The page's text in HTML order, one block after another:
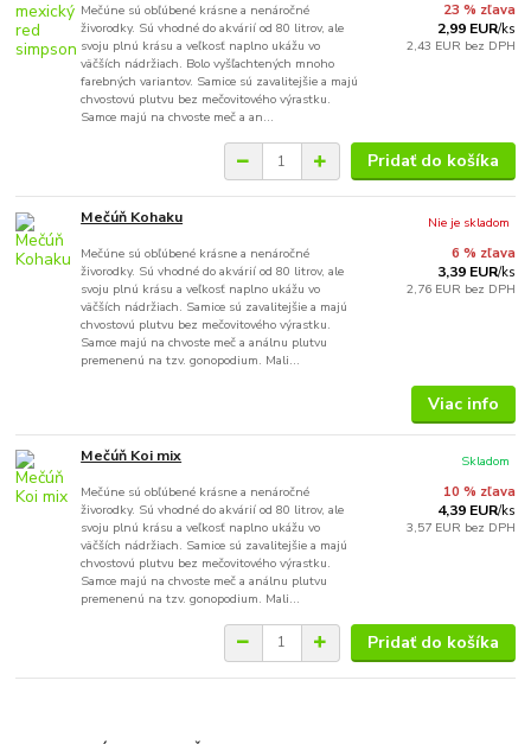
Mečúne sú obľúbené krásne a nenáročné
živorodky. Sú vhodné do akvárií od 80 litrov, ale
svoju plnú krásu a veľkosť naplno ukážu vo
väčších nádržiach. Bolo vyšľachtených mnoho
farebných variantov. Samice sú zavalitejšie a majú
chvostovú plutvu bez mečovitového výrastku.
Samce majú na chvoste meč a an...
23 % zľava
2,99 EUR/ks
2,43 EUR bez DPH
Pridať do košíka
Mečúň Kohaku
Mečúne sú obľúbené krásne a nenáročné
živorodky. Sú vhodné do akvárií od 80 litrov, ale
svoju plnú krásu a veľkosť naplno ukážu vo
väčších nádržiach. Samice sú zavalitejšie a majú
chvostovú plutvu bez mečovitového výrastku.
Samce majú na chvoste meč a análnu plutvu
premenenú na tzv. gonopodium. Mali...
6 % zľava
3,39 EUR/ks
2,76 EUR bez DPH
Nie je skladom
Viac info
Mečúň Koi mix
Mečúne sú obľúbené krásne a nenáročné
živorodky. Sú vhodné do akvárií od 80 litrov, ale
svoju plnú krásu a veľkosť naplno ukážu vo
väčších nádržiach. Samice sú zavalitejšie a majú
chvostovú plutvu bez mečovitového výrastku.
Samce majú na chvoste meč a análnu plutvu
premenenú na tzv. gonopodium. Mali...
10 % zľava
4,39 EUR/ks
3,57 EUR bez DPH
Skladom
Pridať do košíka